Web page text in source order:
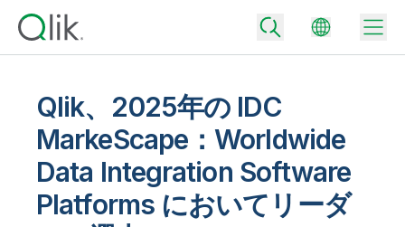
Back
Qlik が選ばれる理由
Back
Back
Back
Qlik、2025年の IDC
MarkeScape：Worldwide
Data Integration Software
Platforms においてリーダ